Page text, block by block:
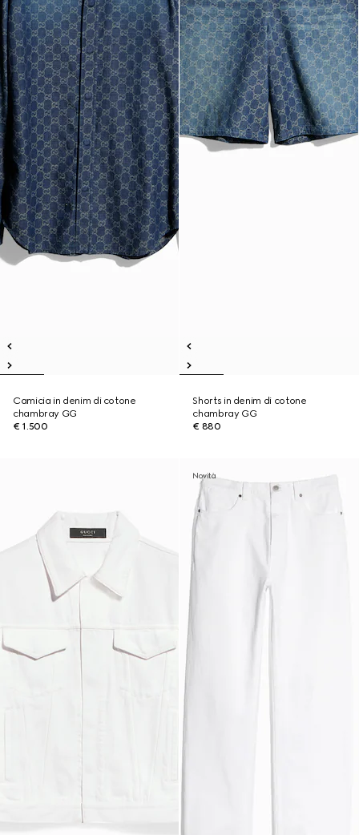
Camicia in denim di cotone
chambray GG
€ 1.500
Shorts in denim di cotone
chambray GG
€ 880
Novità